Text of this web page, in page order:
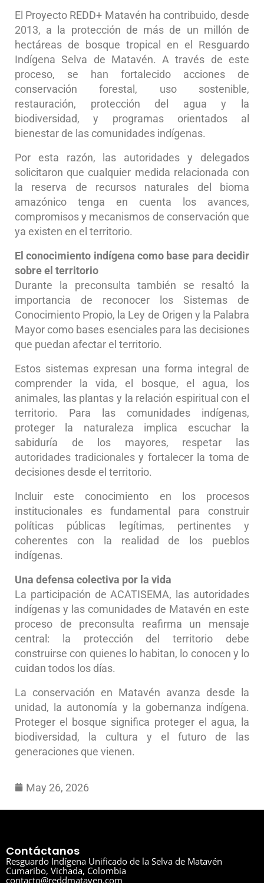
El Proyecto REDD+ Matavén ha contribuido, desde
2013, a la protección de más de un millón de
hectáreas de bosque tropical en el Resguardo
Indígena Selva de Matavén. A través de este
proceso, se han fortalecido acciones de
conservación forestal, uso sostenible,
restauración, protección del agua y la
biodiversidad, y programas orientados al
bienestar de las comunidades indígenas.
Por esta razón, las autoridades y delegados
solicitaron que cualquier medida relacionada con
la reserva de recursos naturales del bioma
amazónico tenga en cuenta los avances,
compromisos y mecanismos de conservación que
ya existen en el territorio.
El conocimiento indígena como base para decidir
sobre el territorio
Durante la preconsulta también se resaltó la
importancia de reconocer los Sistemas de
Conocimiento Propio, la Ley de Origen y la Palabra
Mayor como bases esenciales para las decisiones
que puedan afectar el territorio.
Estos sistemas expresan una forma integral de
comprender la vida, el bosque, el agua, los
animales, las plantas y la relación espiritual con el
territorio. Para las comunidades indígenas,
proteger la naturaleza implica escuchar la
sabiduría de los mayores, respetar las
autoridades tradicionales y fortalecer la toma de
decisiones desde el territorio.
Incluir este conocimiento en los procesos
institucionales es fundamental para construir
políticas públicas legítimas, pertinentes y
coherentes con la realidad de los pueblos
indígenas.
Una defensa colectiva por la vida
La participación de ACATISEMA, las autoridades
indígenas y las comunidades de Matavén en este
proceso de preconsulta reafirma un mensaje
central: la protección del territorio debe
construirse con quienes lo habitan, lo conocen y lo
cuidan todos los días.
La conservación en Matavén avanza desde la
unidad, la autonomía y la gobernanza indígena.
Proteger el bosque significa proteger el agua, la
biodiversidad, la cultura y el futuro de las
generaciones que vienen.
May 26, 2026
Contáctanos
Resguardo Indígena Unificado de la Selva de Matavén
Cumaribo, Vichada, Colombia
contacto@reddmataven.com